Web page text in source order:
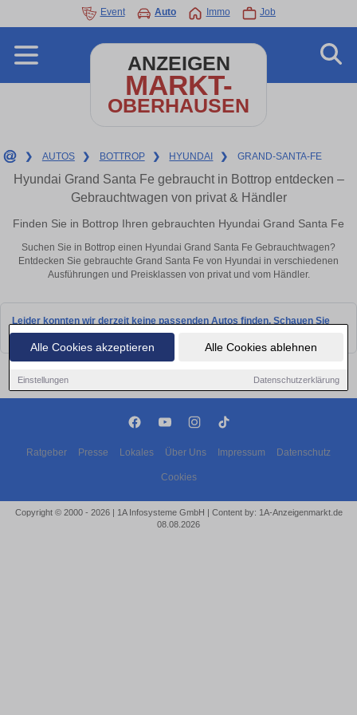
Alle Cookies akzeptieren Alle Cookies ablehnen
Einstellungen Datenschutzerklärung
Event Auto Immo Job
ANZEIGEN
MARKT-
OBERHAUSEN
❯ AUTOS ❯ BOTTROP ❯ HYUNDAI ❯ GRAND-SANTA-FE
Hyundai Grand Santa Fe gebraucht in Bottrop entdecken –
Gebrauchtwagen von privat & Händler
Finden Sie in Bottrop Ihren gebrauchten Hyundai Grand Santa Fe
Suchen Sie in Bottrop einen Hyundai Grand Santa Fe Gebrauchtwagen?
Entdecken Sie gebrauchte Grand Santa Fe von Hyundai in verschiedenen
Ausführungen und Preisklassen von privat und vom Händler.
Leider konnten wir derzeit keine passenden Autos finden. Schauen Sie
bald wieder vorbei!
Ratgeber Presse Lokales Über Uns Impressum Datenschutz
Cookies
Copyright © 2000 - 2026 | 1A Infosysteme GmbH | Content by: 1A-Anzeigenmarkt.de
08.08.2026